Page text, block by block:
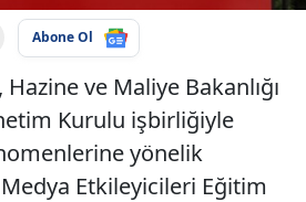
Abone Ol
Hazine ve Maliye Bakanlığı
Kurulu işbirliğiyle
yönelik
Etkileyicileri Eğitim